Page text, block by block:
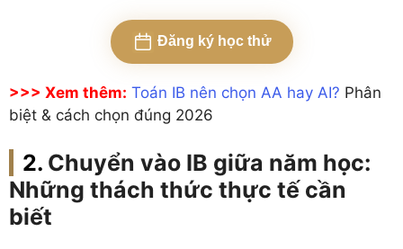
Đăng ký học thử
>>> Xem thêm: Toán IB nên chọn AA hay AI? Phân
biệt & cách chọn đúng 2026
Chuyển vào IB giữa năm học:
Những thách thức thực tế cần
biết